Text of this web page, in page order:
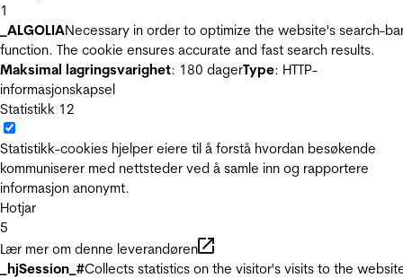
1
_ALGOLIANecessary in order to optimize the website's search-
function. The cookie ensures accurate and fast search results.
Maksimal lagringsvarighet: 180 dagerType: HTTP-
informasjonskapsel
Statistikk 12
Statistikk-cookies hjelper eiere til å forstå hvordan besøkende
kommuniserer med nettsteder ved å samle inn og rapportere
informasjon anonymt.
Hotjar
5
Lær mer om denne leverandøren
_hjSession_#Collects statistics on the visitor's visits to the